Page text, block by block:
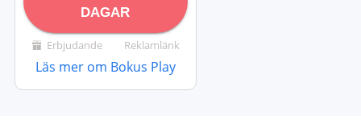
DAGAR
Erbjudande Reklamlänk
Läs mer om Bokus Play